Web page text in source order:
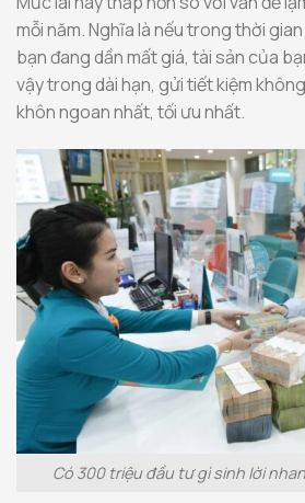
mỗi năm. Nghĩa là nếu trong thời
bạn đang dần mất giá, tài sản của
vậy trong dài hạn, gửi tiết kiệm
khôn ngoan nhất, tối ưu nhất.
Có 300 triệu đầu tư gì sinh lời